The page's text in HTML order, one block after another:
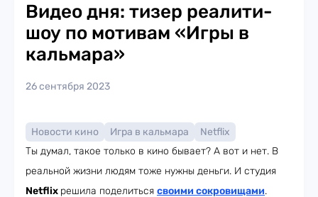
Видео дня: тизер реалити-
шоу по мотивам «Игры в
кальмара»
26 сентября 2023
Новости кино Игра в кальмара
Netflix
Ты думал, такое только в кино бывает? А вот и нет. В
реальной жизни людям тоже нужны деньги. И студия
Netflix решила поделиться своими сокровищами.